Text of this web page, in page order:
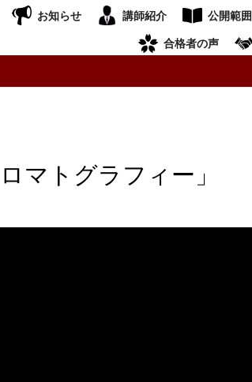
お知らせ 講師紹介 公開範囲
合格者の声
マトグラフィー」